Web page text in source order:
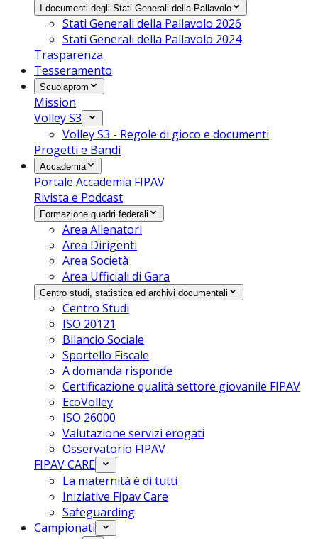
I documenti degli Stati Generali della Pallavolo
Stati Generali della Pallavolo 2026
Stati Generali della Pallavolo 2024
Trasparenza
Tesseramento
Scuolaprom
Mission
Volley S3
Volley S3 - Regole di gioco e documenti
Progetti e Bandi
Accademia
Portale Accademia FIPAV
Rivista e Podcast
Formazione quadri federali
Area Allenatori
Area Dirigenti
Area Società
Area Ufficiali di Gara
Centro studi, statistica ed archivi documentali
Centro Studi
ISO 20121
Bilancio Sociale
Sportello Fiscale
A domanda risponde
Certificazione qualità settore giovanile FIPAV
EcoVolley
ISO 26000
Valutazione servizi erogati
Osservatorio FIPAV
FIPAV CARE
La maternità è di tutti
Iniziative Fipav Care
Safeguarding
Campionati